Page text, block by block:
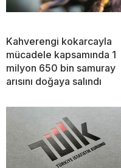
Kahverengi kokarcayla
mücadele kapsamında 1
milyon 650 bin samuray
arısını doğaya salındı